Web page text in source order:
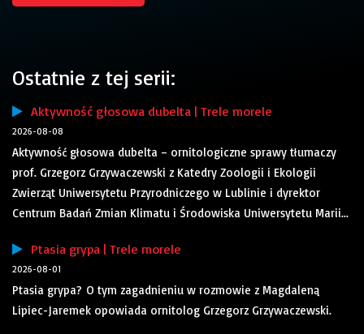
Ostatnie z tej serii:
Aktywność głosowa dubelta | Trele morele
2026-08-08
Aktywność głosowa dubelta – ornitologiczne sprawy tłumaczy
prof. Grzegorz Grzywaczewski z Katedry Zoologii i Ekologii
Zwierząt Uniwersytetu Przyrodniczego w Lublinie i dyrektor
Centrum Badań Zmian Klimatu i Środowiska Uniwersytetu Marii...
Ptasia grypa | Trele morele
2026-08-01
Ptasia grypa? O tym zagadnieniu w rozmowie z Magdaleną
Lipiec-Jaremek opowiada ornitolog Grzegorz Grzywaczewski.